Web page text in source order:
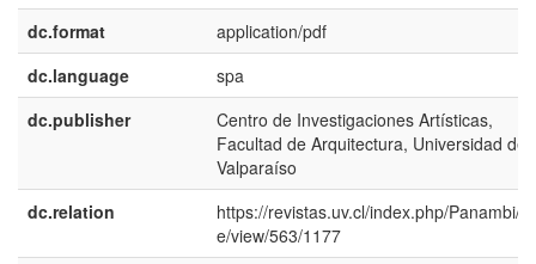
dc.format
application/pdf
dc.language
spa
dc.publisher
Centro de Investigaciones Artísticas,
Facultad de Arquitectura, Universidad de
Valparaíso
dc.relation
https://revistas.uv.cl/index.php/Panambi/
e/view/563/1177